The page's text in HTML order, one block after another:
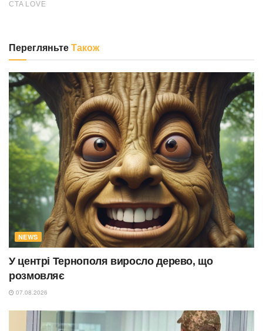
ПерегляньтеТакож
NEWS
У центрі Тернополя виросло дерево, що
розмовляє
07.08.2026